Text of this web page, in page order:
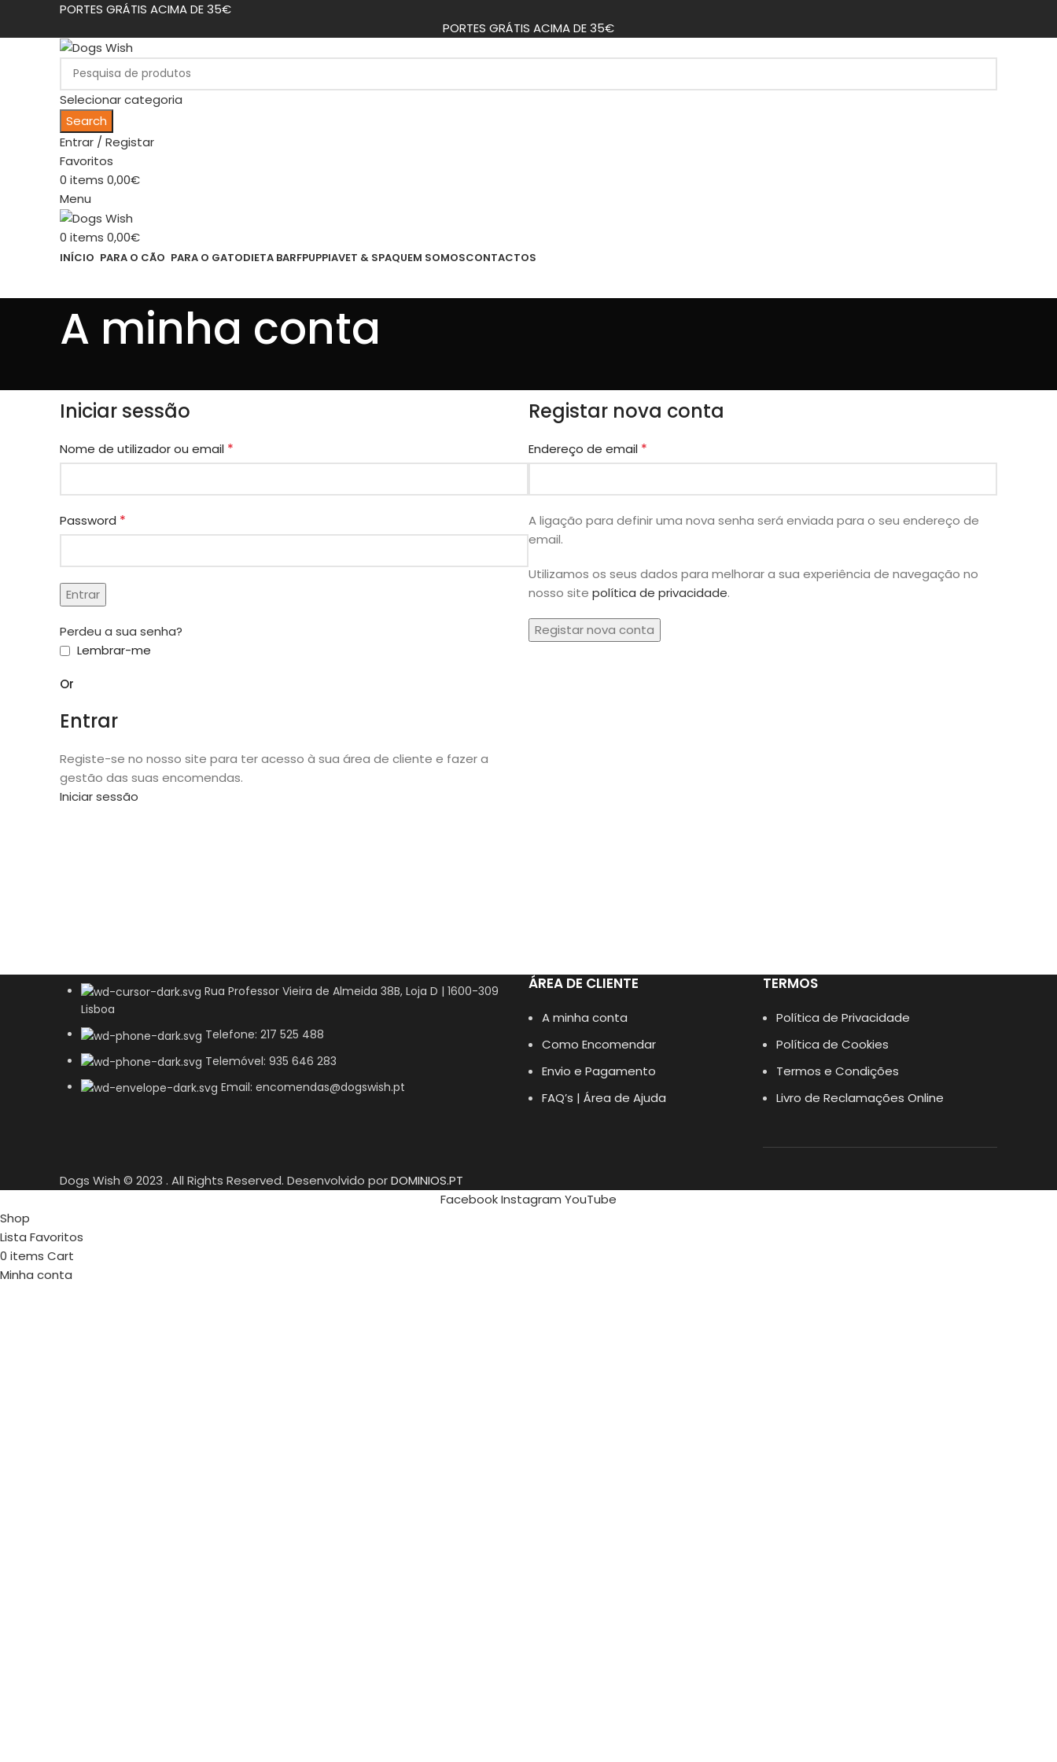
PORTES GRÁTIS ACIMA DE 35€
PORTES GRÁTIS ACIMA DE 35€
Selecionar categoria
Search
Entrar / Registar
Favoritos
0 items 0,00€
Menu
0 items 0,00€
INÍCIO PARA O CÃO PARA O GATODIETA BARFPUPPIAVET & SPAQUEM SOMOSCONTACTOS
A minha conta
Iniciar sessão
Nome de utilizador ou email *
Password *
Entrar
Perdeu a sua senha?
Lembrar-me
Registar nova conta
Endereço de email *
A ligação para definir uma nova senha será enviada para o seu endereço de
email.
Utilizamos os seus dados para melhorar a sua experiência de navegação no
nosso site política de privacidade.
Registar nova conta
Or
Entrar
Registe-se no nosso site para ter acesso à sua área de cliente e fazer a
gestão das suas encomendas.
Iniciar sessão
Rua Professor Vieira de Almeida 38B, Loja D | 1600-309
Lisboa
Telefone: 217 525 488
Telemóvel: 935 646 283
Email: encomendas@dogswish.pt
ÁREA DE CLIENTE
A minha conta
Como Encomendar
Envio e Pagamento
FAQ’s | Área de Ajuda
TERMOS
Política de Privacidade
Política de Cookies
Termos e Condições
Livro de Reclamações Online
Dogs Wish © 2023 . All Rights Reserved. Desenvolvido porDOMINIOS.PT
FacebookInstagram YouTube
Shop
Lista Favoritos
0 items Cart
Minha conta